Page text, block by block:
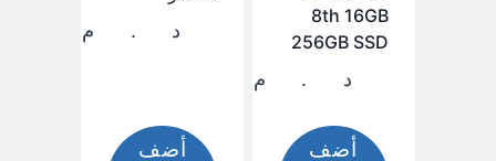
8th 16GB
256GB SSD
د.م.
أضف
د.م.
أضف